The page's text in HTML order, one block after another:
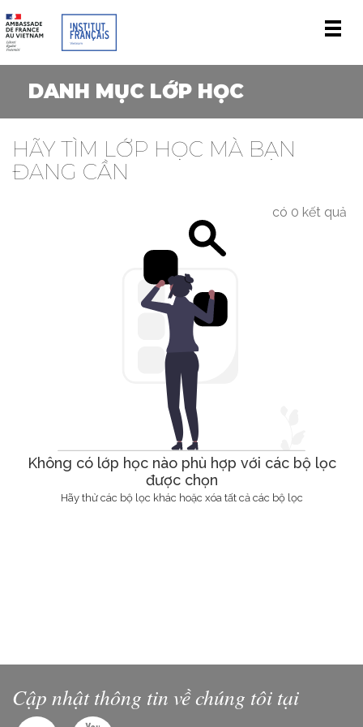
DANH MỤC LỚP HỌC
HÃY TÌM LỚP HỌC MÀ BẠN
ĐANG CẦN
có 0 kết quả
Không có lớp học nào phù hợp với các bộ lọc
được chọn
Hãy thử các bộ lọc khác hoặc xóa tất cả các bộ lọc
Cập nhật thông tin về chúng tôi tại